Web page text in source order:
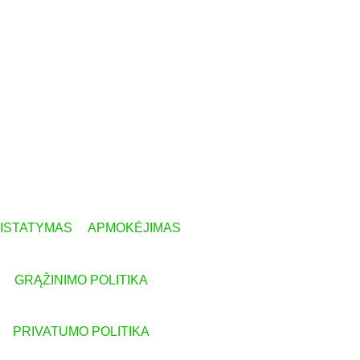
APMOKĖJIMAS
GRĄŽINIMO POLITIKA
PRIVATUMO POLITIKA